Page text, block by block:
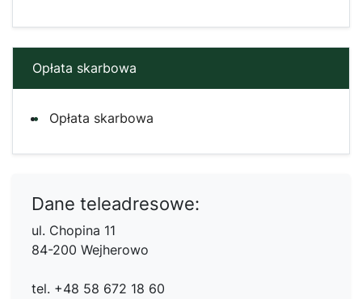
Opłata skarbowa
Opłata skarbowa
Dane teleadresowe:
ul. Chopina 11
84-200 Wejherowo
tel. +48 58 672 18 60